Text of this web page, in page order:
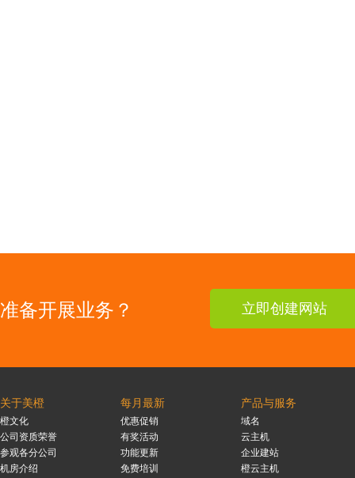
准备开展业务？ 立即创建网站
关于美橙
橙文化
公司资质荣誉
参观各分公司
机房介绍
每月最新
优惠促销
有奖活动
功能更新
免费培训
产品与服务
域名
云主机
企业建站
橙云主机